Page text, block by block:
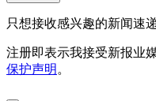
只想接收感兴趣的新闻速
注册即表示我接受新报业
保护声明 。